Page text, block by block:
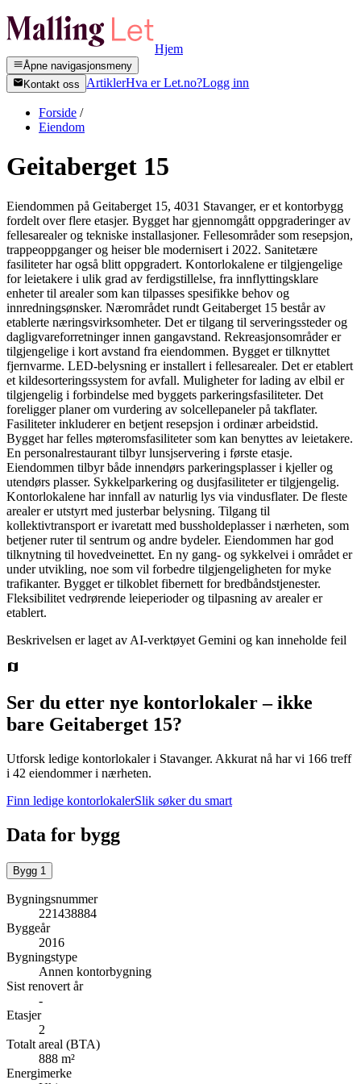
Hjem
Åpne navigasjonsmeny
Kontakt oss
ArtiklerHva er Let.no?Logg inn
Forside /
Eiendom
Geitaberget 15
Eiendommen på Geitaberget 15, 4031 Stavanger, er et kontorbygg
fordelt over flere etasjer. Bygget har gjennomgått oppgraderinger av
fellesarealer og tekniske installasjoner. Fellesområder som resepsjon,
trappeoppganger og heiser ble modernisert i 2022. Sanitetære
fasiliteter har også blitt oppgradert. Kontorlokalene er tilgjengelige
for leietakere i ulik grad av ferdigstillelse, fra innflyttingsklare
enheter til arealer som kan tilpasses spesifikke behov og
innredningsønsker. Nærområdet rundt Geitaberget 15 består av
etablerte næringsvirksomheter. Det er tilgang til serveringssteder og
dagligvareforretninger innen gangavstand. Rekreasjonsområder er
tilgjengelige i kort avstand fra eiendommen. Bygget er tilknyttet
fjernvarme. LED-belysning er installert i fellesarealer. Det er etablert
et kildesorteringssystem for avfall. Muligheter for lading av elbil er
tilgjengelig i forbindelse med byggets parkeringsfasiliteter. Det
foreligger planer om vurdering av solcellepaneler på takflater.
Fasiliteter inkluderer en betjent resepsjon i ordinær arbeidstid.
Bygget har felles møteromsfasiliteter som kan benyttes av leietakere.
En personalrestaurant tilbyr lunsjservering i første etasje.
Eiendommen tilbyr både innendørs parkeringsplasser i kjeller og
utendørs plasser. Sykkelparkering og dusjfasiliteter er tilgjengelig.
Kontorlokalene har innfall av naturlig lys via vindusflater. De fleste
arealer er utstyrt med justerbar belysning. Tilgang til
kollektivtransport er ivaretatt med bussholdeplasser i nærheten, som
betjener ruter til sentrum og andre bydeler. Eiendommen har god
tilknytning til hovedveinettet. En ny gang- og sykkelvei i området er
under utvikling, noe som vil forbedre tilgjengeligheten for myke
trafikanter. Bygget er tilkoblet fibernett for bredbåndstjenester.
Fleksibilitet vedrørende leieperioder og tilpasning av arealer er
etablert.
Beskrivelsen er laget av AI-verktøyet Gemini og kan inneholde feil
Ser du etter nye kontorlokaler – ikke
bare Geitaberget 15?
Utforsk ledige kontorlokaler i Stavanger. Akkurat nå har vi 166 treff
i 42 eiendommer i nærheten.
Finn ledige kontorlokalerSlik søker du smart
Data for bygg
Bygg 1
Bygningsnummer
221438884
Byggeår
2016
Bygningstype
Annen kontorbygning
Sist renovert år
-
Etasjer
2
Totalt areal (BTA)
888 m²
Energimerke